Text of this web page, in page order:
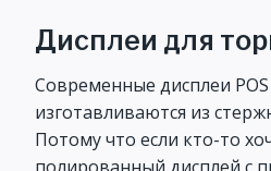
Дисплеи для
Современные дисплеи
изготавливаются из
Потому что если кто-то
полированный дисплей с